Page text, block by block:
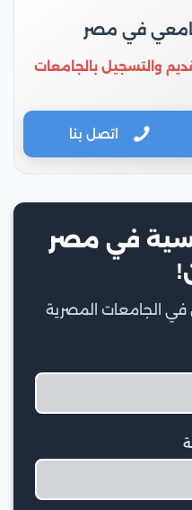
في مصر
والتسجيل بالجامعات
اتصل بنا
في مصر
الجامعات المصرية